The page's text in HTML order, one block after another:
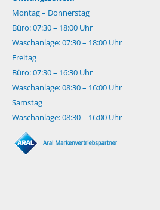
Montag – Donnerstag
Büro: 07:30 – 18:00 Uhr
Waschanlage: 07:30 – 18:00 Uhr
Freitag
Büro: 07:30 – 16:30 Uhr
Waschanlage: 08:30 – 16:00 Uhr
Samstag
Waschanlage: 08:30 – 16:00 Uhr